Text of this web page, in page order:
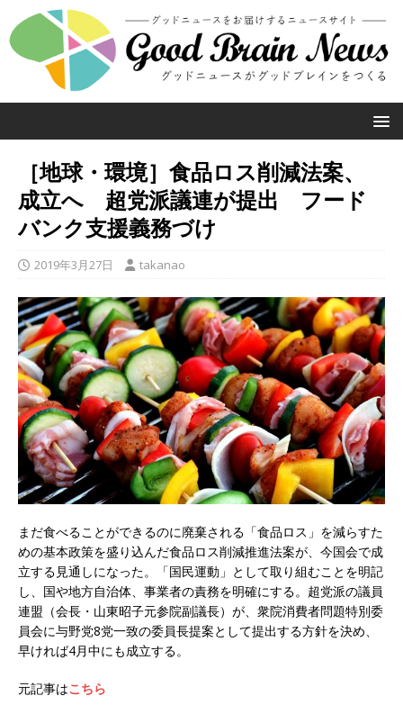
［地球・環境］食品ロス削減法案、
成立へ 超党派議連が提出 フード
バンク支援義務づけ
2019年3月27日 takanao
まだ食べることができるのに廃棄される「食品ロス」を減らすた
めの基本政策を盛り込んだ食品ロス削減推進法案が、今国会で成
立する見通しになった。「国民運動」として取り組むことを明記
し、国や地方自治体、事業者の責務を明確にする。超党派の議員
連盟（会長・山東昭子元参院副議長）が、衆院消費者問題特別委
員会に与野党8党一致の委員長提案として提出する方針を決め、
早ければ4月中にも成立する。
元記事はこちら